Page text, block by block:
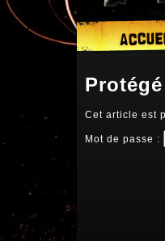
Cet article est
Mot de passe :